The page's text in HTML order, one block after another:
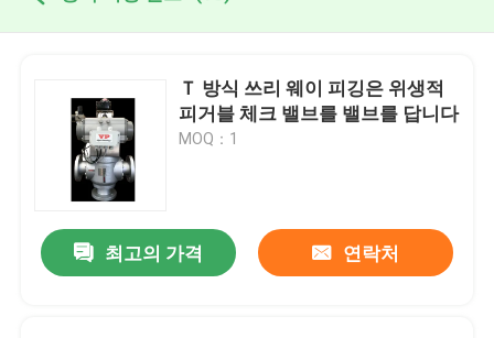
Ｔ 방식 쓰리 웨이 피깅은 위생적
피거블 체크 밸브를 밸브를 답니다
MOQ：1
최고의 가격 연락처